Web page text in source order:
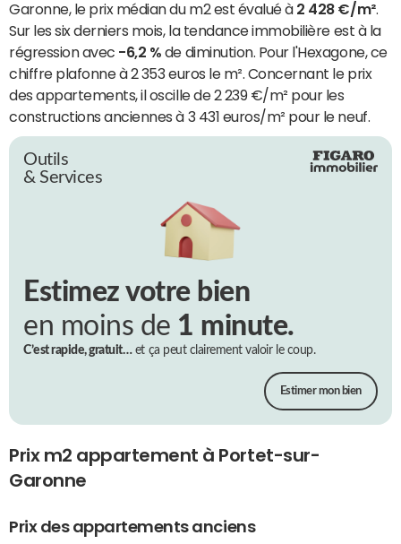
Garonne, le prix médian du m2 est évalué à 2 428 €/m².
Sur les six derniers mois, la tendance immobilière est à la
régression avec -6,2 % de diminution. Pour l'Hexagone, ce
chiffre plafonne à 2 353 euros le m². Concernant le prix
des appartements, il oscille de 2 239 €/m² pour les
constructions anciennes à 3 431 euros/m² pour le neuf.
Outils
& Services
Estimez votre bien
en moins de 1 minute.
C’est rapide, gratuit…et ça peut clairement valoir le coup.
Estimer mon bien
Prix m2 appartement à Portet-sur-
Garonne
Prix des appartements anciens